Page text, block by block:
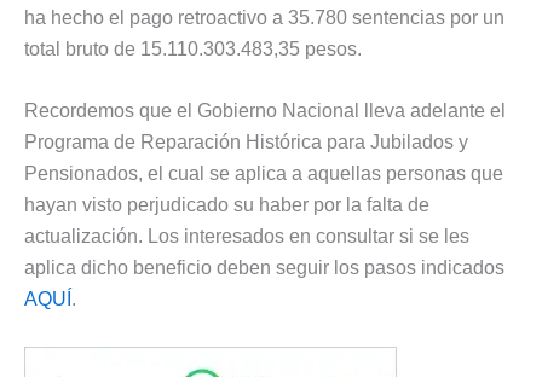
ha hecho el pago retroactivo a 35.780 sentencias por un
total bruto de 15.110.303.483,35 pesos.
Recordemos que el Gobierno Nacional lleva adelante el
Programa de Reparación Histórica para Jubilados y
Pensionados, el cual se aplica a aquellas personas que
hayan visto perjudicado su haber por la falta de
actualización. Los interesados en consultar si se les
aplica dicho beneficio deben seguir los pasos indicados
AQUÍ .